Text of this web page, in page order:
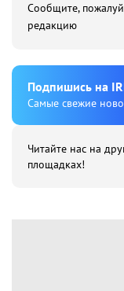
Сообщите,
редакцию
Подпишиcь на
Cамые свежие
Читайте нас на
площадках!